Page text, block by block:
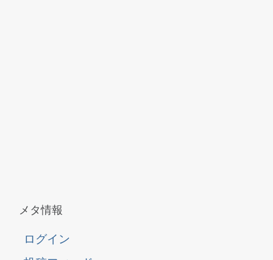
メタ情報
ログイン